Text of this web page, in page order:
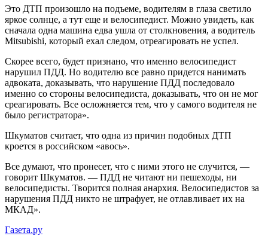
Это ДТП произошло на подъеме, водителям в глаза светило
яркое солнце, а тут еще и велосипедист. Можно увидеть, как
сначала одна машина едва ушла от столкновения, а водитель
Mitsubishi, который ехал следом, отреагировать не успел.
Скорее всего, будет признано, что именно велосипедист
нарушил ПДД. Но водителю все равно придется нанимать
адвоката, доказывать, что нарушение ПДД последовало
именно со стороны велосипедиста, доказывать, что он не мог
среагировать. Все осложняется тем, что у самого водителя не
было регистратора».
Шкуматов считает, что одна из причин подобных ДТП
кроется в российском «авось».
Все думают, что пронесет, что с ними этого не случится, —
говорит Шкуматов. — ПДД не читают ни пешеходы, ни
велосипедисты. Творится полная анархия. Велосипедистов за
нарушения ПДД никто не штрафует, не отлавливает их на
МКАД».
Газета.ру